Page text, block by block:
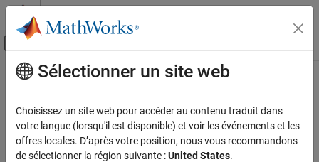
Passer au contenu
Activer/désactiver l'affichage du menu
Accueil de la documentation
Contenu principal
How useful was this information?
Sélectionner un site web
Choisissez un site web pour accéder au contenu traduit dans
votre langue (lorsqu'il est disponible) et voir les événements et les
offres locales. D’après votre position, nous vous recommandons
de sélectionner la région suivante :United States.